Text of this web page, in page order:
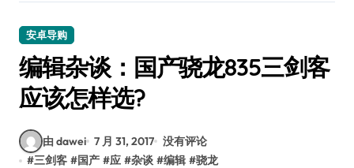
安卓导购
编辑杂谈：国产骁龙835三剑客
应该怎样选?
由 dawei 7 月 31, 2017 没有评论
#三剑客 #国产 #应 #杂谈 #编辑 #骁龙